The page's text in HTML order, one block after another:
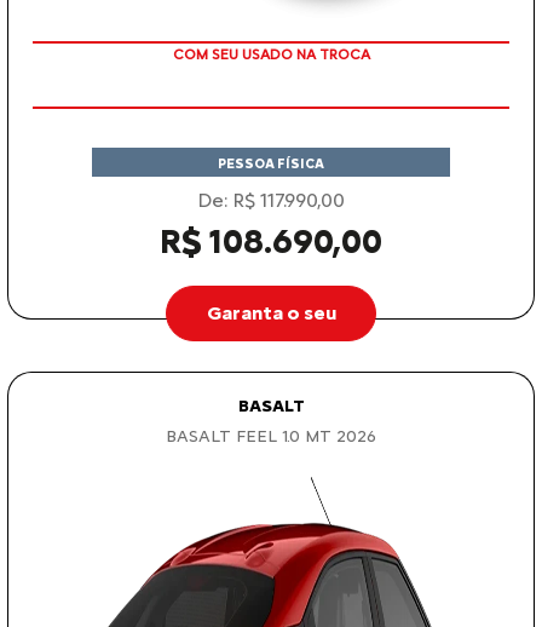
TAXA ZERO EM 12X
PESSOA FÍSICA
De: R$ 117.990,00
R$ 108.690,00
Garanta o seu
BASALT
BASALT FEEL 1.0 MT 2026